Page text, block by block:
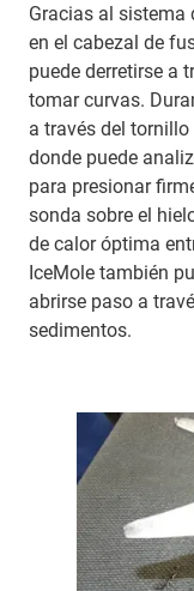
Gracias al sistema
en el cabezal de
puede derretirse a
tomar curvas.
a través del
donde puede
para presionar
sonda sobre el
de calor óptima
IceMole también
abrirse paso a
sedimentos.